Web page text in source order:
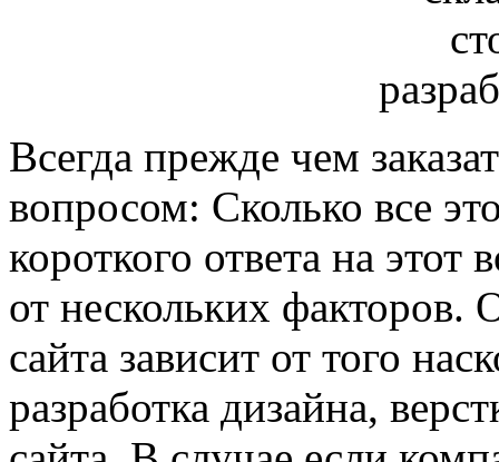
Всегда прежде чем
вопросом: Сколько все
короткого ответа на этот
от нескольких факторов.
сайта зависит от того
разработка дизайна,